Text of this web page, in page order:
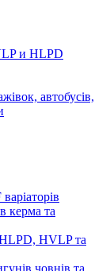
и HLPD
автобусів,
керма та
HLPD, HVLP та
човнів та